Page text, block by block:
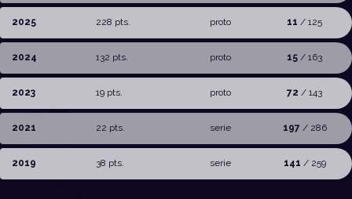
2025 228 pts. proto 11 / 125
2024 132 pts. proto 15 / 163
2023 19 pts. proto 72 / 143
2021 22 pts. serie 197 / 286
2019 38 pts. serie 141 / 259